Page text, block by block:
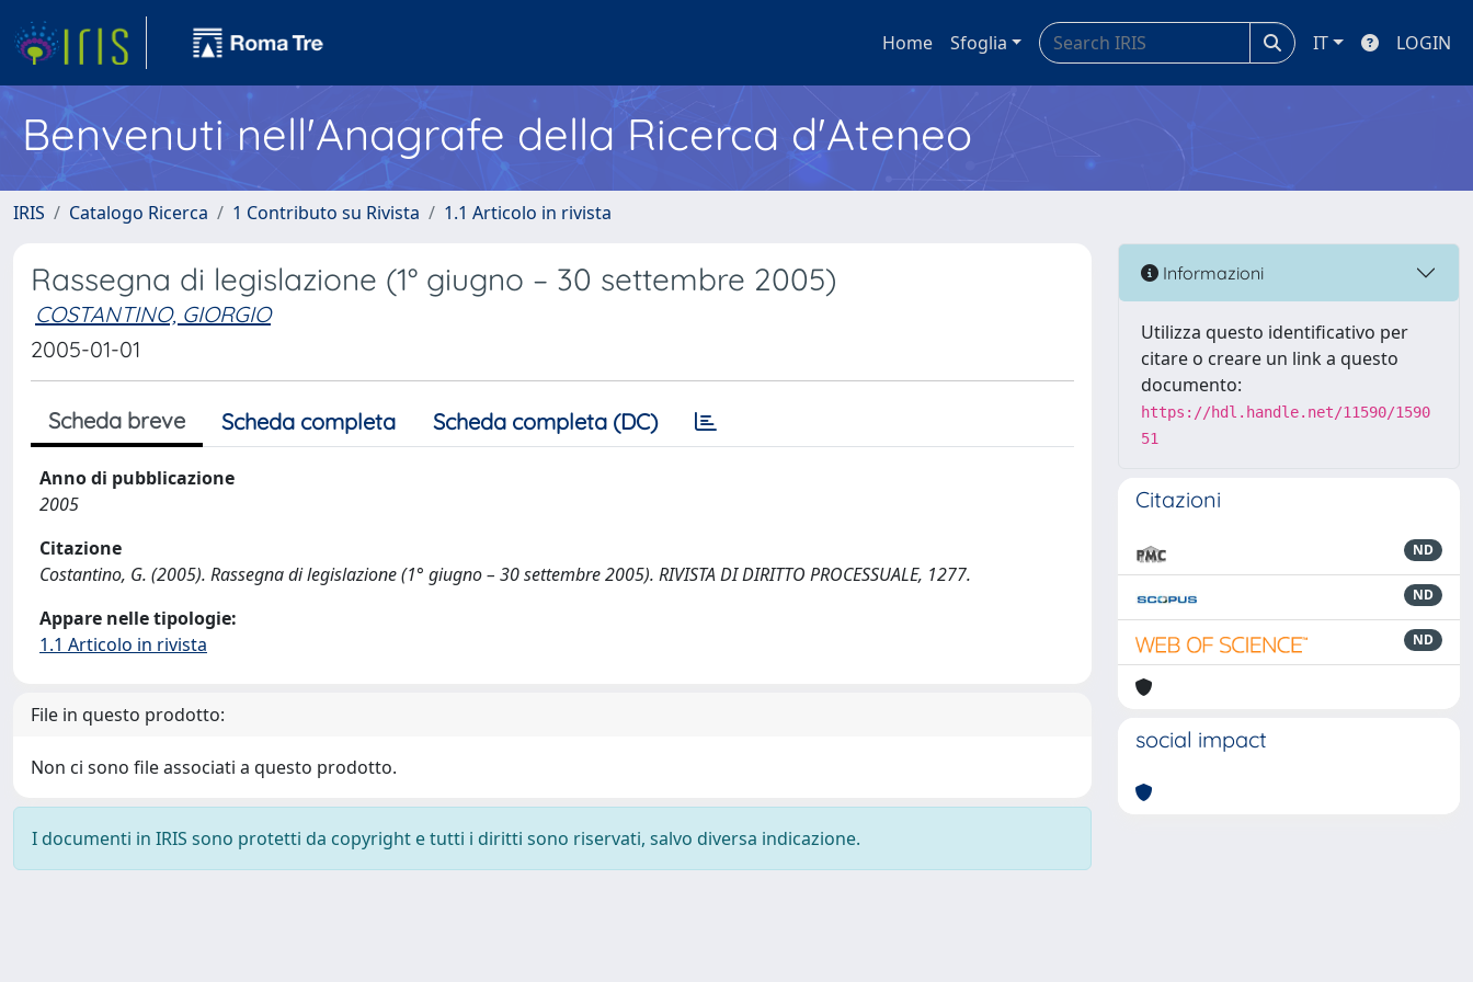
Home Sfoglia IT LOGIN
Benvenuti nell'Anagrafe della Ricerca d'Ateneo
IRIS Catalogo Ricerca 1 Contributo su Rivista 1.1 Articolo in rivista
Rassegna di legislazione (1° giugno – 30 settembre 2005)
COSTANTINO, GIORGIO
2005-01-01
Scheda breve Scheda completa Scheda completa (DC)
Anno di pubblicazione
2005
Citazione
Costantino, G. (2005). Rassegna di legislazione (1° giugno – 30 settembre 2005). RIVISTA DI DIRITTO PROCESSUALE, 1277.
Appare nelle tipologie:
1.1 Articolo in rivista
File in questo prodotto:
Non ci sono file associati a questo prodotto.
I documenti in IRIS sono protetti da copyright e tutti i diritti sono riservati, salvo diversa indicazione.
Informazioni
Utilizza questo identificativo per
citare o creare un link a questo
documento:
https://hdl.handle.net/11590/1590
51
Citazioni
ND
ND
ND
social impact